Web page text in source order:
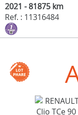
2021 - 81875 km
Ref. : 11316484